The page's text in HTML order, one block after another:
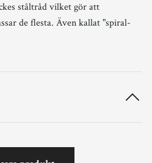
ståltråd vilket gör att
de flesta. Även kallat "spiral-